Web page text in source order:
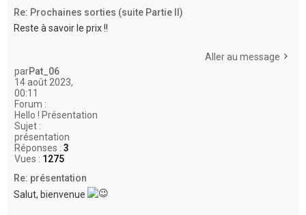
Re: Prochaines sorties (suite Partie II)
Reste à savoir le prix !!
Aller au message
parPat_06
14 août 2023,
00:11
Forum :
Hello ! Présentation
Sujet :
présentation
Réponses : 3
Vues : 1275
Re: présentation
Salut, bienvenue